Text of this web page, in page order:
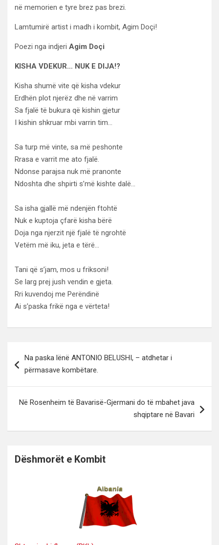
në memorien e tyre brez pas brezi.
Lamtumirë artist i madh i kombit, Agim Doçi!
Poezi nga indjeri Agim Doçi
KISHA VDEKUR… NUK E DIJA!?
Kisha shumë vite që kisha vdekur
Erdhën plot njerëz dhe në varrim
Sa fjalë të bukura që kishin gjetur
I kishin shkruar mbi varrin tim…
Sa turp më vinte, sa më peshonte
Rrasa e varrit me ato fjalë.
Ndonse parajsa nuk më pranonte
Ndoshta dhe shpirti s’më kishte dalë…
Sa isha gjallë më ndenjën ftohtë
Nuk e kuptoja çfarë kisha bërë
Doja nga njerzit një fjalë të ngrohtë
Vetëm më iku, jeta e tërë…
Tani që s’jam, mos u friksoni!
Se larg prej jush vendin e gjeta.
Rri kuvendoj me Perëndinë
Ai s’paska frikë nga e vërteta!
te
Na paska lënë ANTONIO BELUSHI, – atdhetar i
përmasave kombëtare.
Në Rosenheim të Bavarisë-Gjermani do të mbahet java
shqiptare në Bavari
Dëshmorët e Kombit